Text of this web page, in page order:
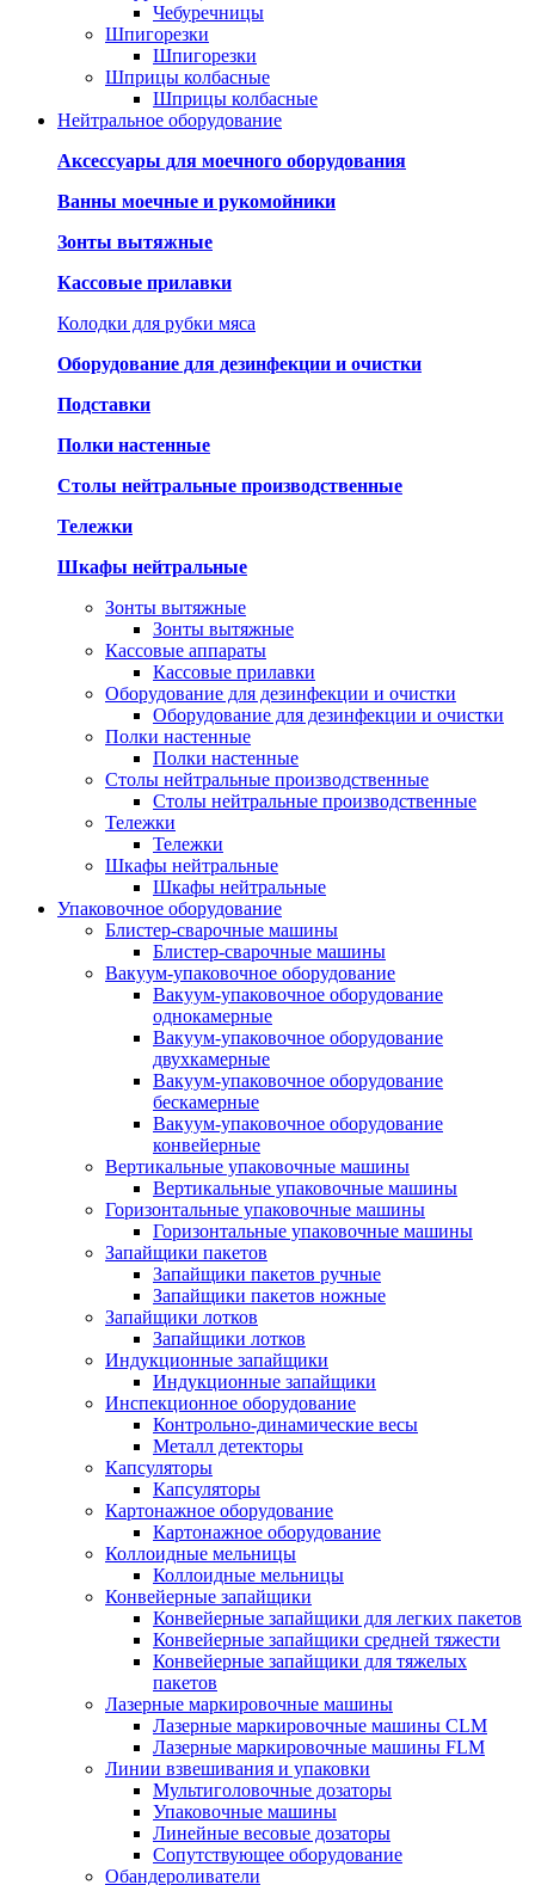
Чебуречницы
Шпигорезки
Шпигорезки
Шприцы колбасные
Шприцы колбасные
Нейтральное оборудование
Аксессуары для моечного оборудования
Ванны моечные и рукомойники
Зонты вытяжные
Кассовые прилавки
Колодки для рубки мяса
Оборудование для дезинфекции и очистки
Подставки
Полки настенные
Столы нейтральные производственные
Тележки
Шкафы нейтральные
Зонты вытяжные
Зонты вытяжные
Кассовые аппараты
Кассовые прилавки
Оборудование для дезинфекции и очистки
Оборудование для дезинфекции и очистки
Полки настенные
Полки настенные
Столы нейтральные производственные
Столы нейтральные производственные
Тележки
Тележки
Шкафы нейтральные
Шкафы нейтральные
Упаковочное оборудование
Блистер-сварочные машины
Блистер-сварочные машины
Вакуум-упаковочное оборудование
Вакуум-упаковочное оборудование
однокамерные
Вакуум-упаковочное оборудование
двухкамерные
Вакуум-упаковочное оборудование
беcкамерные
Вакуум-упаковочное оборудование
конвейерные
Вертикальные упаковочные машины
Вертикальные упаковочные машины
Горизонтальные упаковочные машины
Горизонтальные упаковочные машины
Запайщики пакетов
Запайщики пакетов ручные
Запайщики пакетов ножные
Запайщики лотков
Запайщики лотков
Индукционные запайщики
Индукционные запайщики
Инспекционное оборудование
Контрольно-динамические весы
Металл детекторы
Капсуляторы
Капсуляторы
Картонажное оборудование
Картонажное оборудование
Коллоидные мельницы
Коллоидные мельницы
Конвейерные запайщики
Конвейерные запайщики для легких пакетов
Конвейерные запайщики средней тяжести
Конвейерные запайщики для тяжелых
пакетов
Лазерные маркировочные машины
Лазерные маркировочные машины CLM
Лазерные маркировочные машины FLM
Линии взвешивания и упаковки
Мультиголовочные дозаторы
Упаковочные машины
Линейные весовые дозаторы
Сопутствующее оборудование
Обандероливатели